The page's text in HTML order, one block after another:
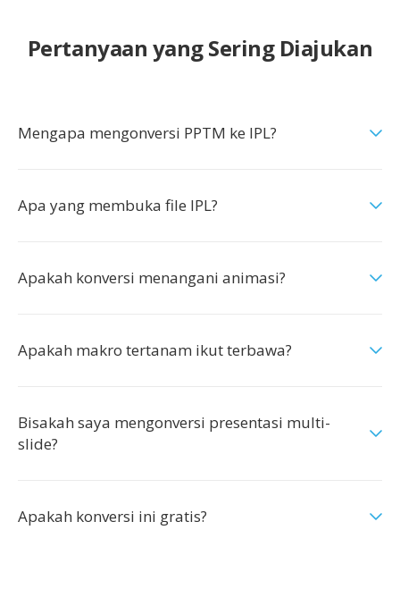
Pertanyaan yang Sering Diajukan
Mengapa mengonversi PPTM ke IPL?
Apa yang membuka file IPL?
Apakah konversi menangani animasi?
Apakah makro tertanam ikut terbawa?
Bisakah saya mengonversi presentasi multi-
slide?
Apakah konversi ini gratis?